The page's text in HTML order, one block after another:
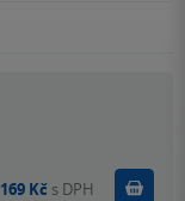
169 Kč s DPH Koupit